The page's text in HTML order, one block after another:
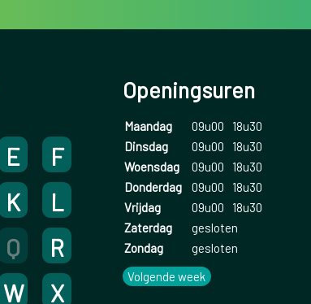
E
F
K
L
Q
R
W
X
Openingsuren
Maandag 09u00
18u30
Dinsdag
09u00
18u30
Woensdag
09u00
18u30
Donderdag
09u00
18u30
Vrijdag
09u00
18u30
Zaterdag
gesloten
Zondag
gesloten
Volgende week